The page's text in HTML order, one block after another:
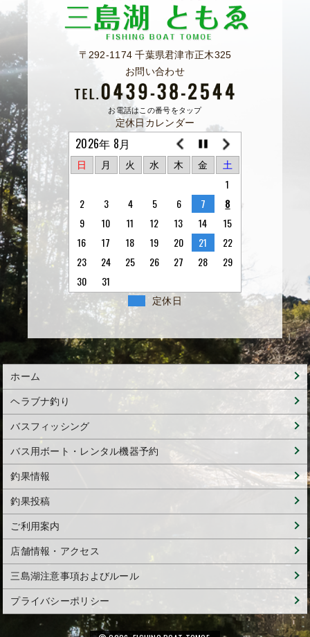
〒292-1174 千葉県君津市正木325
お問い合わせ
お電話はこの番号をタップ
定休日カレンダー
2026年 8月
日 月 火 水 木 金 土
1
2
3 4 5 6 7
8
9
10 11 12 13 14
15
16
17 18 19 20 21
22
23
24 25 26 27 28
29
30
31
定休日
ホーム
ヘラブナ釣り
バスフィッシング
バス用ボート・レンタル機器予約
釣果情報
釣果投稿
ご利用案内
店舗情報・アクセス
三島湖注意事項およびルール
プライバシーポリシー